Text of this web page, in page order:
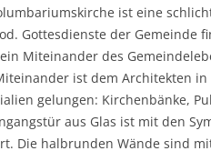
ist eine
Gottesdienste der Gemeinde
Miteinander des
ist dem Architekten
gelungen: Kirchenbänke,
aus Glas ist mit den
Die halbrunden Wände sind